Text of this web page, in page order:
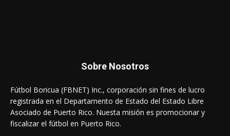
Sobre Nosotros
Fútbol Boricua (FBNET) Inc., corporación sin fines de lucro
registrada en el Departamento de Estado del Estado Libre
Asociado de Puerto Rico. Nuesta misión es promocionar y
fiscalizar el fútbol en Puerto Rico.